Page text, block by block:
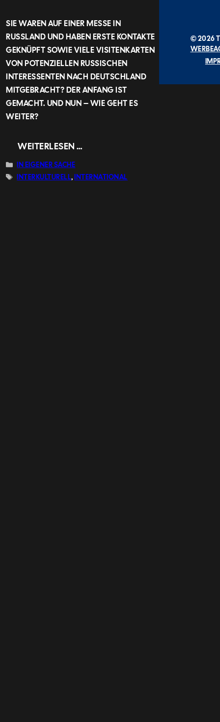
SIE WAREN AUF EINER MESSE IN
RUSSLAND UND HABEN ERSTE KONTAKTE
GEKNÜPFT SOWIE VIELE VISITENKARTEN
VON POTENZIELLEN RUSSISCHEN
INTERESSENTEN NACH DEUTSCHLAND
MITGEBRACHT? DER ANFANG IST
GEMACHT. UND NUN – WIE GEHT ES
WEITER?
WEITERLESEN …
KATEGORIEN
IN EIGENER SACHE
SCHLAGWÖRTER
INTERKULTURELL,INTERNATIONAL
© 2026